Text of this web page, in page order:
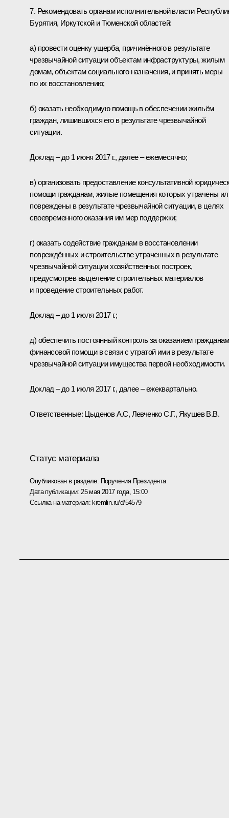
7. Рекомендовать органам исполнительной власти
Бурятия, Иркутской и Тюменской областей:
а) провести оценку ущерба, причинённого в результате
чрезвычайной ситуации объектам инфраструктуры, жилым
домам, объектам социального назначения, и принять меры
по их восстановлению;
б) оказать необходимую помощь в обеспечении жильём
граждан, лишившихся его в результате чрезвычайной
ситуации.
Доклад – до 1 июня 2017 г., далее – ежемесячно;
в) организовать предоставление консультативной
помощи гражданам, жилые помещения которых утрачены
повреждены в результате чрезвычайной ситуации, в целях
своевременного оказания им мер поддержки;
г) оказать содействие гражданам в восстановлении
повреждённых и строительстве утраченных в результате
чрезвычайной ситуации хозяйственных построек,
предусмотрев выделение строительных материалов
и проведение строительных работ.
Доклад – до 1 июля 2017 г.;
д) обеспечить постоянный контроль за оказанием гражданам
финансовой помощи в связи с утратой ими в результате
чрезвычайной ситуации имущества первой необходимости.
Доклад – до 1 июля 2017 г., далее – ежеквартально.
Ответственные: Цыденов А.С, Левченко С.Г., Якушев В.В.
Статус материала
Опубликован в разделе: Поручения Президента
Дата публикации: 25 мая 2017 года, 15:00
Ссылка на материал: kremlin.ru/d/54579